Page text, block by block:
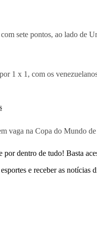
sete pontos, ao lado
1 x 1, com os
vaga na Copa do Mundo
dentro de tudo! Basta
e receber as notícias